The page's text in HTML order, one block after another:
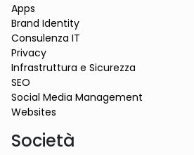
Apps
Brand Identity
Consulenza IT
Privacy
Infrastruttura e Sicurezza
SEO
Social Media Management
Websites
Società